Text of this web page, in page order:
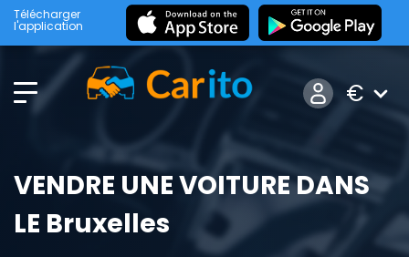
Télécharger
l'application
€
VENDRE UNE VOITURE DANS
LE Bruxelles